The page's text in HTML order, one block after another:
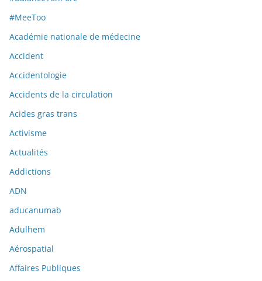
#MeeToo
Académie nationale de médecine
Accident
Accidentologie
Accidents de la circulation
Acides gras trans
Activisme
Actualités
Addictions
ADN
aducanumab
Adulhem
Aérospatial
Affaires Publiques